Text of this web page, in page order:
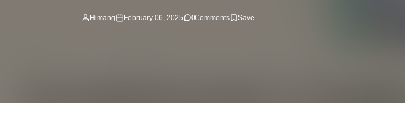
Himang February 06, 2025 0Comments